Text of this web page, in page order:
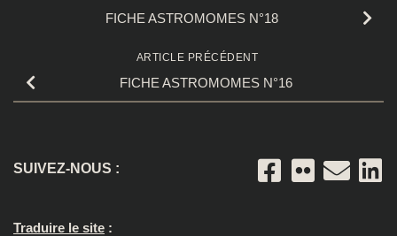
FICHE ASTROMOMES N°18
ARTICLE PRÉCÉDENT
FICHE ASTROMOMES N°16
SUIVEZ-NOUS :
Traduire le site :